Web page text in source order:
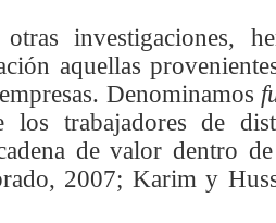
investigaciones,
aquellas
Denominamos
los trabajadores de
de valor dentro
2007; Karim y